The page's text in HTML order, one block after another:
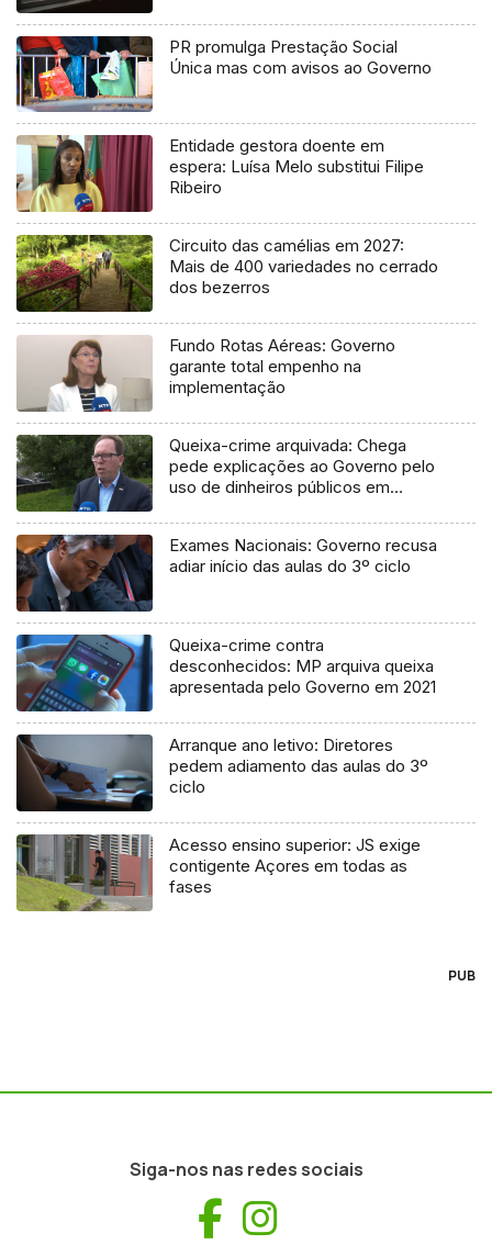
PR promulga Prestação Social
Única mas com avisos ao Governo
Entidade gestora doente em
espera: Luísa Melo substitui Filipe
Ribeiro
Circuito das camélias em 2027:
Mais de 400 variedades no cerrado
dos bezerros
Fundo Rotas Aéreas: Governo
garante total empenho na
implementação
Queixa-crime arquivada: Chega
pede explicações ao Governo pelo
uso de dinheiros públicos em
Exames Nacionais: Governo recusa
adiar início das aulas do 3º ciclo
Queixa-crime contra
desconhecidos: MP arquiva queixa
apresentada pelo Governo em 2021
Arranque ano letivo: Diretores
pedem adiamento das aulas do 3º
ciclo
Acesso ensino superior: JS exige
contigente Açores em todas as
fases
PUB
Siga-nos nas redes sociais
Facebook